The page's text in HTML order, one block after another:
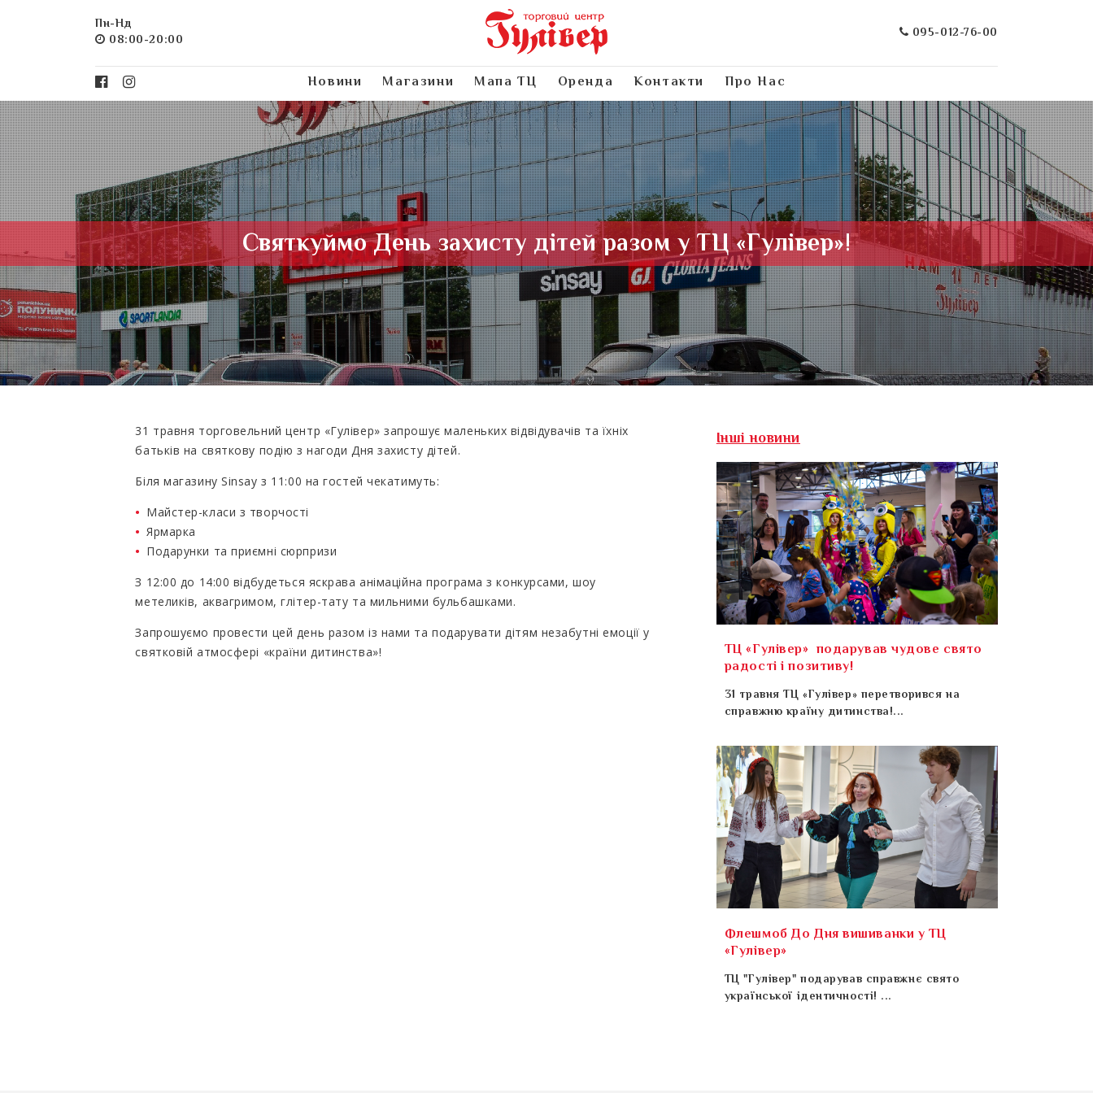
Пн-Нд
08:00-20:00
095-012-76-00
Новини Магазини Мапа ТЦ Оренда Контакти Про Нас
Святкуймо День захисту дітей разом у ТЦ «Гулівер»!
31 травня торговельний центр «Гулівер» запрошує маленьких відвідувачів та їхніх
батьків на святкову подію з нагоди Дня захисту дітей.
Біля магазину Sinsay з 11:00 на гостей чекатимуть:
Майстер-класи з творчості
Ярмарка
Подарунки та приємні сюрпризи
З 12:00 до 14:00 відбудеться яскрава анімаційна програма з конкурсами, шоу
метеликів, аквагримом, глітер-тату та мильними бульбашками.
Запрошуємо провести цей день разом із нами та подарувати дітям незабутні емоції у
святковій атмосфері «країни дитинства»!
Інші новини
ТЦ «Гулівер» подарував чудове свято
радості і позитиву!
31 травня ТЦ «Гулівер» перетворився на
справжню країну дитинства!...
Флешмоб До Дня вишиванки у ТЦ
«Гулівер»
ТЦ "Гулівер" подарував справжнє свято
української ідентичності! ...